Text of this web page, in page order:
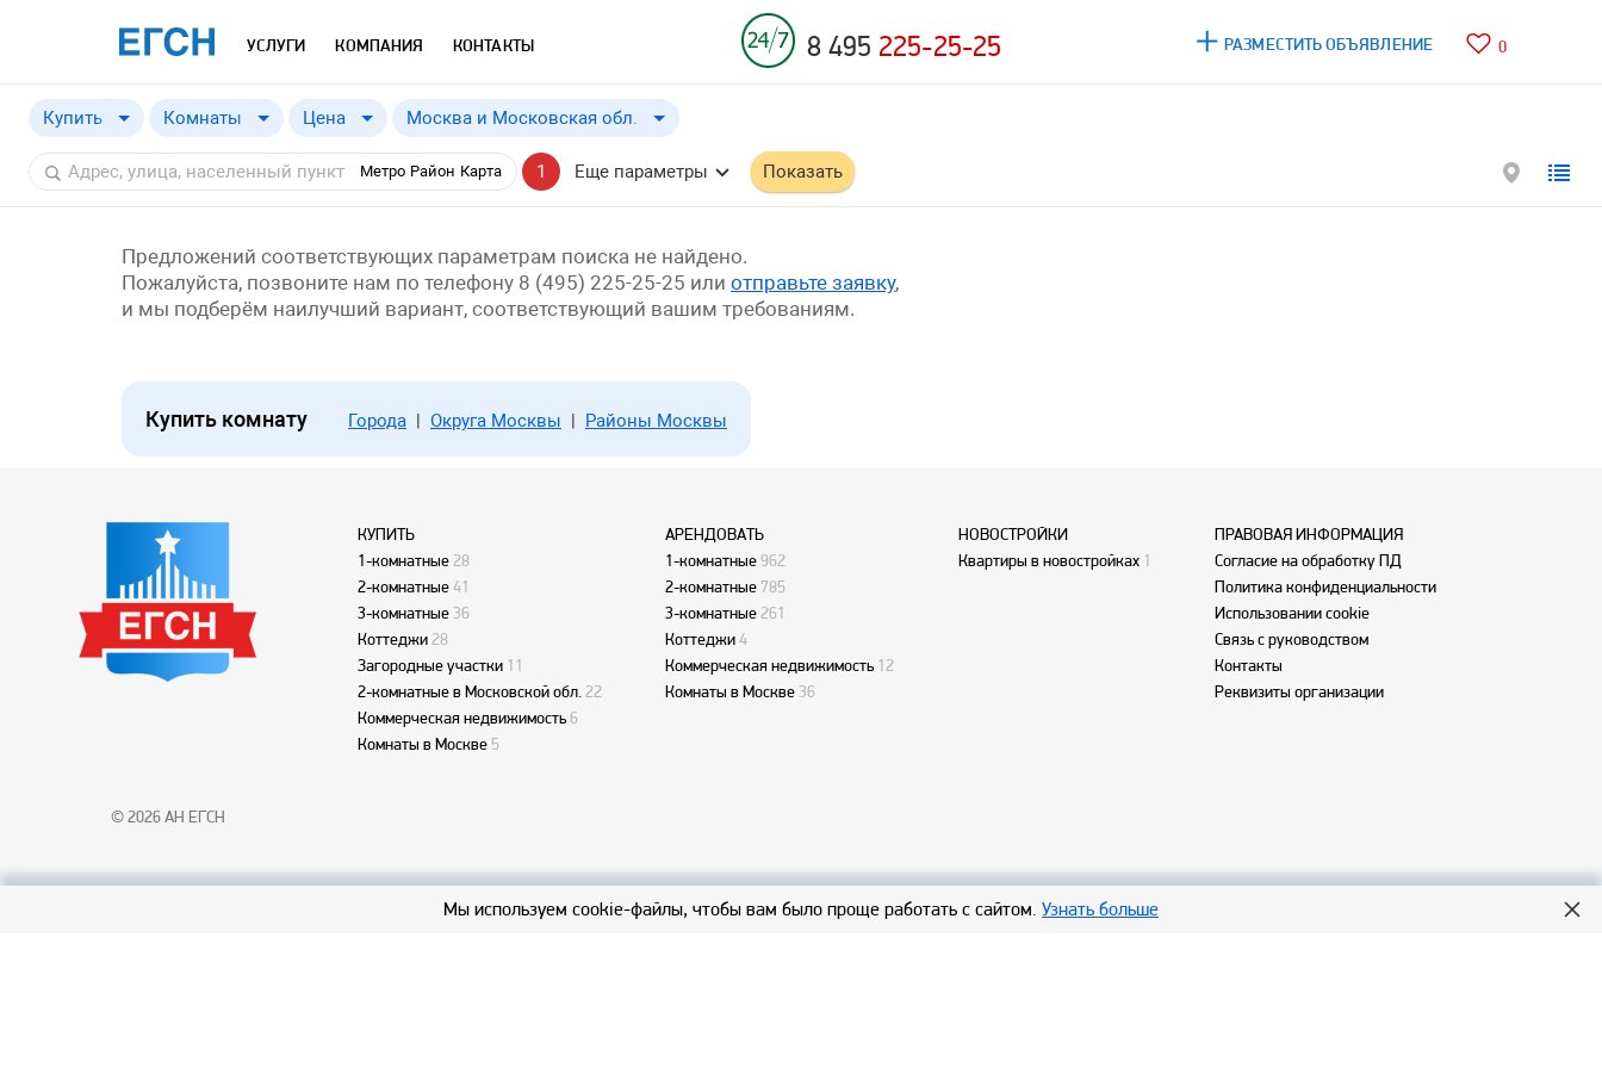
УСЛУГИ КОМПАНИЯ КОНТАКТЫ 8 495 225-25-25 РАЗМЕСТИТЬ ОБЪЯВЛЕНИЕ 0
Купить
Купить
Снять
Комнаты Цена
от Применить
Москва и Московская обл.
Москва и Московская обл.
Москва
Московская обл.
Метро Район Карта 1 Еще параметры Показать
Предложений соответствующих параметрам поиска не найдено.
Пожалуйста, позвоните нам по телефону 8 (495) 225-25-25 или отправьте заявку,
и мы подберём наилучший вариант, соответствующий вашим требованиям.
Купить комнату Города | Округа Москвы | Районы Москвы
© 2026 АН ЕГСН
КУПИТЬ
1-комнатные 28
2-комнатные 41
3-комнатные 36
Коттеджи 28
Загородные участки 11
2-комнатные в Московской обл. 22
Коммерческая недвижимость 6
Комнаты в Москве 5
АРЕНДОВАТЬ
1-комнатные962
2-комнатные785
3-комнатные 261
Коттеджи4
Коммерческая недвижимость 12
Комнаты в Москве 36
НОВОСТРОЙКИ
Квартиры в новостройках 1
ПРАВОВАЯ ИНФОРМАЦИЯ
Согласие на обработку ПД
Политика конфиденциальности
Использовании cookie
Связь с руководством
Контакты
Реквизиты организации
Мы используем cookie-файлы, чтобы вам было проще работать с сайтом. Узнать больше